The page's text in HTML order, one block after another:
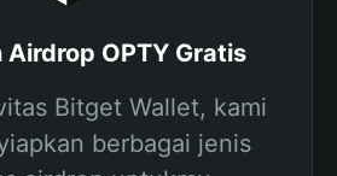
OPTY Gratis
Bitget Wallet, kami
berbagai jenis